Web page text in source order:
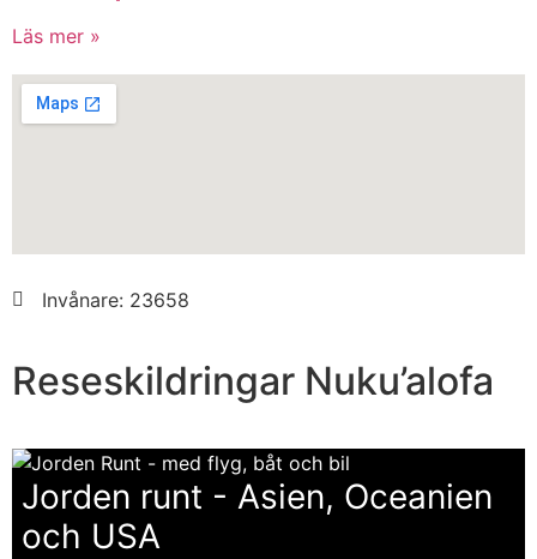
Läs mer »
Invånare: 23658
Reseskildringar Nuku’alofa
Jorden runt - Asien, Oceanien
och USA